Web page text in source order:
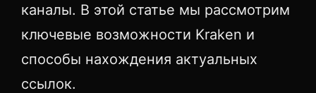
каналы. В этой статье мы рассмотрим
ключевые возможности Kraken и
способы нахождения актуальных
ссылок.